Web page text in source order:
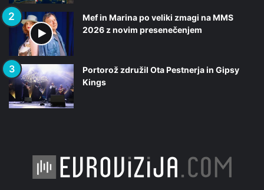
Mef in Marina po veliki zmagi na MMS
2026 z novim presenečenjem
Portorož združil Ota Pestnerja in Gipsy
Kings